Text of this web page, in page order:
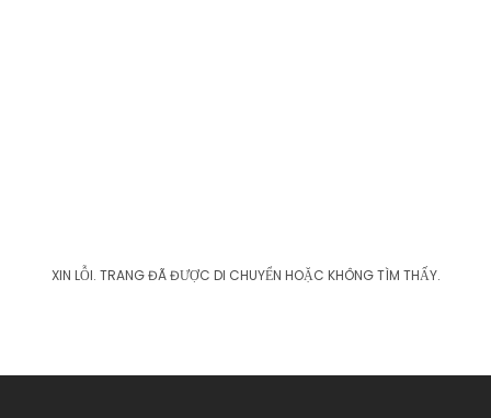
XIN LỖI. TRANG ĐÃ ĐƯỢC DI CHUYỂN HOẶC KHÔNG TÌM THẤY.